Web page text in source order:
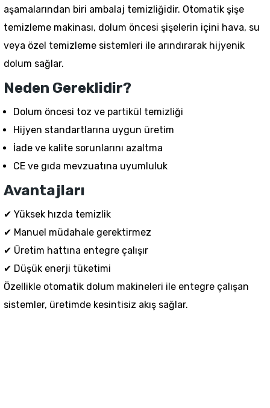
aşamalarından biri ambalaj temizliğidir. Otomatik şişe
temizleme makinası, dolum öncesi şişelerin içini hava, su
veya özel temizleme sistemleri ile arındırarak hijyenik
dolum sağlar.
Neden Gereklidir?
Dolum öncesi toz ve partikül temizliği
Hijyen standartlarına uygun üretim
İade ve kalite sorunlarını azaltma
CE ve gıda mevzuatına uyumluluk
Avantajları
✔ Yüksek hızda temizlik
✔ Manuel müdahale gerektirmez
✔ Üretim hattına entegre çalışır
✔ Düşük enerji tüketimi
Özellikle otomatik dolum makineleri ile entegre çalışan
sistemler, üretimde kesintisiz akış sağlar.